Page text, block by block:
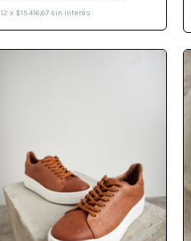
12 x $15.416,67 sin interés